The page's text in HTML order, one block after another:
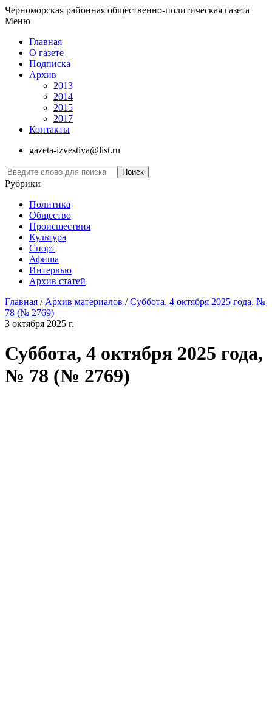
Черноморская районная общественно-политическая газета
Меню
Главная
О газете
Подписка
Архив
2013
2014
2015
2017
Контакты
gazeta-izvestiya@list.ru
Рубрики
Политика
Общество
Проиcшествия
Культура
Спорт
Афиша
Интервью
Архив статей
Главная / Архив материалов /Суббота, 4 октября 2025 года, №
78 (№ 2769)
3 октября 2025 г.
Суббота, 4 октября 2025 года,
№ 78 (№ 2769)